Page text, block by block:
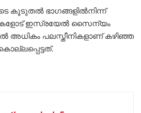
കൂടുതൽ ഭാഗങ്ങളിൽനിന്ന്
ഇസ്രയേൽ സൈന്യം
അധികം പലസ്തീനികളാണ് കഴിഞ്ഞ